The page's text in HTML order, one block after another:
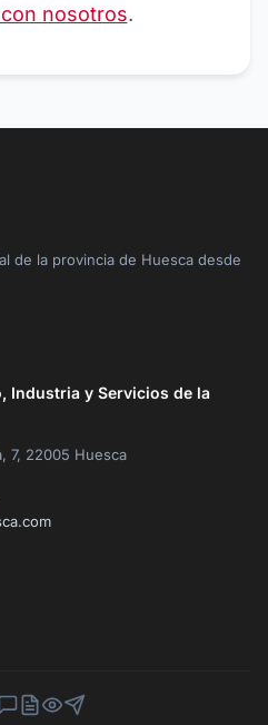
nosotros.
de la provincia de Huesca desde
Industria y Servicios de la
7, 22005 Huesca
de Denuncias
de Sugerencias
Perfil Contratante
Ley de Transparencia
Contacta con nosotros